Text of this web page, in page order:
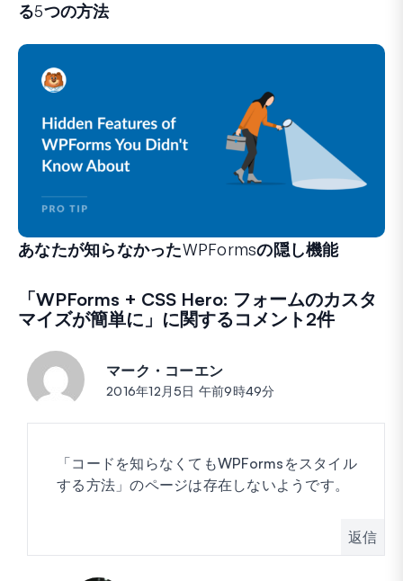
る5つの方法
あなたが知らなかったWPFormsの隠し機能
「WPForms + CSS Hero: フォームのカスタ
マイズが簡単に 」に関するコメント2件
マーク・コーエン
2016年12月5日 午前9時49分
「コードを知らなくてもWPFormsをスタイル
する方法」のページは存在しないようです。
返信